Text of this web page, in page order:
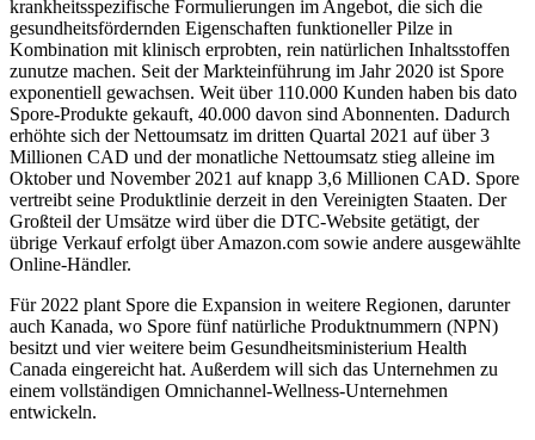
krankheitsspezifische Formulierungen im Angebot, die sich die
gesundheitsfördernden Eigenschaften funktioneller Pilze in
Kombination mit klinisch erprobten, rein natürlichen Inhaltsstoffen
zunutze machen. Seit der Markteinführung im Jahr 2020 ist Spore
exponentiell gewachsen. Weit über 110.000 Kunden haben bis dato
Spore-Produkte gekauft, 40.000 davon sind Abonnenten. Dadurch
erhöhte sich der Nettoumsatz im dritten Quartal 2021 auf über 3
Millionen CAD und der monatliche Nettoumsatz stieg alleine im
Oktober und November 2021 auf knapp 3,6 Millionen CAD. Spore
vertreibt seine Produktlinie derzeit in den Vereinigten Staaten. Der
Großteil der Umsätze wird über die DTC-Website getätigt, der
übrige Verkauf erfolgt über Amazon.com sowie andere ausgewählte
Online-Händler.
Für 2022 plant Spore die Expansion in weitere Regionen, darunter
auch Kanada, wo Spore fünf natürliche Produktnummern (NPN)
besitzt und vier weitere beim Gesundheitsministerium Health
Canada eingereicht hat. Außerdem will sich das Unternehmen zu
einem vollständigen Omnichannel-Wellness-Unternehmen
entwickeln.